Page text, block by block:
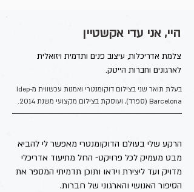
היי, אני עדי אקשטיין
צלמת אדריכלות, עיצוב פנים ותדמית ויזואלית
לארגונים וחברות הייטק.
בעלת תואר שני בצילום דוקומנטרי ואמנות עכשווית מ-Idep
Barcelona (ספרד), ועוסקת בצילום מקצועי משנת 2014.
הרקע שלי בעולם הדוקומנטרי מאפשר לי להביא
מבט מעמיק לכל פרויקט- החל מתיעוד אדריכלי
מדויק ועד ליצירת וידאו ותוכן תדמיתי המספר את
הסיפור האנושי והארגוני של חברות.